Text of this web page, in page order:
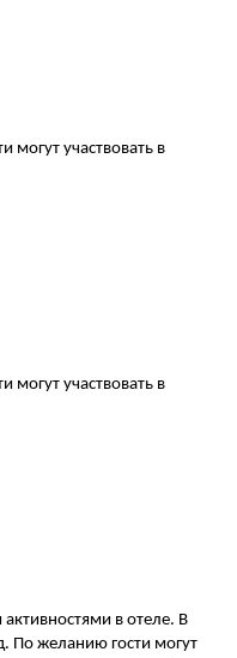
могут участвовать в
могут участвовать в
в отеле. В
По желанию гости могут